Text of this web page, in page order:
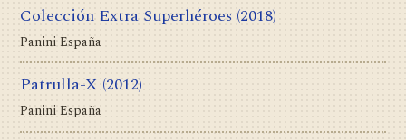
Colección Extra Superhéroes (2018)
Panini España
Patrulla-X (2012)
Panini España